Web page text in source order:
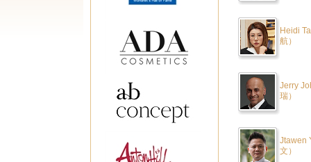
Heidi
航）
Jerry
瑞）
Jtawen
文）